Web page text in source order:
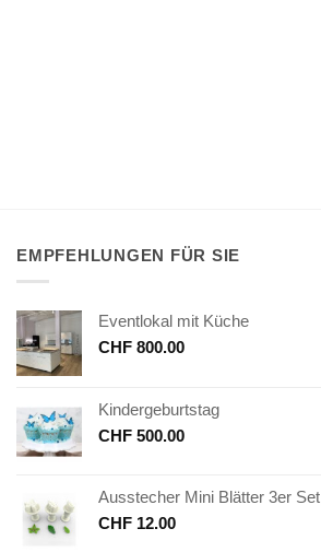
EMPFEHLUNGEN FÜR SIE
Eventlokal mit Küche
CHF 800.00
Kindergeburtstag
CHF 500.00
Ausstecher Mini Blätter 3er Set
CHF 12.00